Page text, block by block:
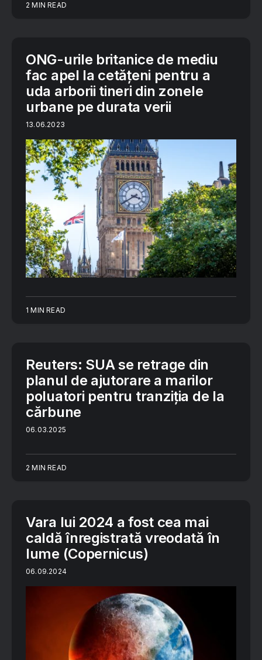
2 MIN READ
ONG-urile britanice de mediu
fac apel la cetățeni pentru a
uda arborii tineri din zonele
urbane pe durata verii
13.06.2023
1 MIN READ
Reuters: SUA se retrage din
planul de ajutorare a marilor
poluatori pentru tranziția de la
cărbune
06.03.2025
2 MIN READ
Vara lui 2024 a fost cea mai
caldă înregistrată vreodată în
lume (Copernicus)
06.09.2024